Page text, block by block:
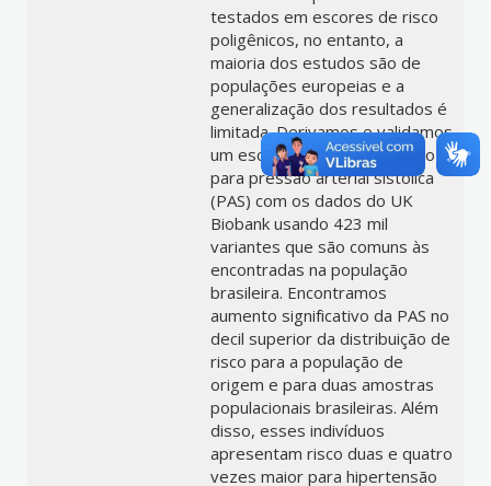
testados em escores de risco
poligênicos, no entanto, a
maioria dos estudos são de
populações europeias e a
generalização dos resultados é
limitada. Derivamos e validamos
um escore de risco poligênico
para pressão arterial sistólica
(PAS) com os dados do UK
Biobank usando 423 mil
variantes que são comuns às
encontradas na população
brasileira. Encontramos
aumento significativo da PAS no
decil superior da distribuição de
risco para a população de
origem e para duas amostras
populacionais brasileiras. Além
disso, esses indivíduos
apresentam risco duas e quatro
vezes maior para hipertensão